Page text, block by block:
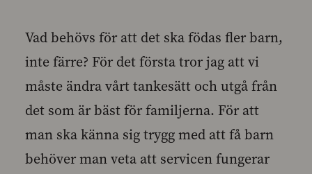
Vad behövs för att det ska födas fler barn,
inte färre? För det första tror jag att vi
måste ändra vårt tankesätt och utgå från
det som är bäst för familjerna. För att
man ska känna sig trygg med att få barn
behöver man veta att servicen fungerar